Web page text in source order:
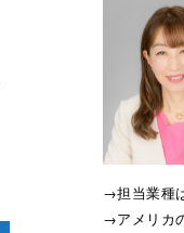
→担当業種
→アメリカ